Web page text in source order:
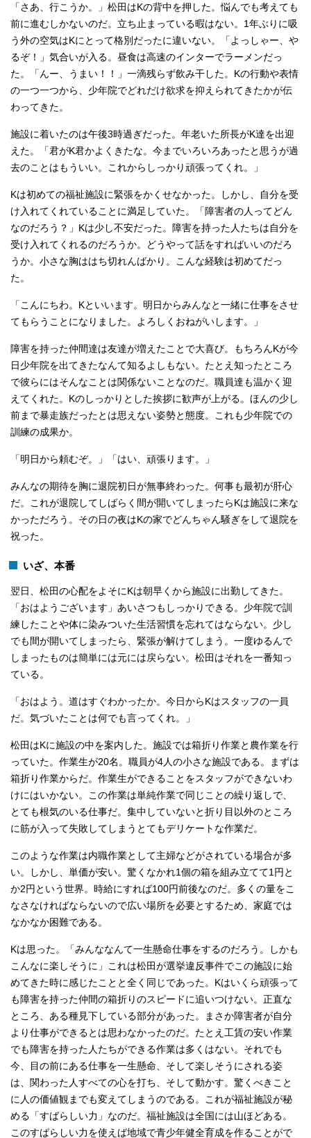
「さあ、行こうか。」松田はKの背中を押した。悩んでも考えても
前に進むしかないのだ。立ち止まっている暇はない。1年ぶりに吸
う外の空気はKにとって格別だったに違いない。「よっしゃー、や
るぞ！」気合いが入る。昼食は高速のインターでラーメンだっ
た。「んー、うまい！！」一滴残らず飲み干した。Kの行動や表情
の一つ一つから、少年院でどれだけ欲求を抑えられてきたかが伝
わってきた。
施設に着いたのは午後3時過ぎだった。年老いた所長がK達を出迎
えた。「君がK君かよくきたな。今までいろいろあったと思うが過
去のことはもういい。これからしっかり頑張ってくれ。」
Kは初めての福祉施設に緊張をかくせなかった。しかし、自分を受
け入れてくれていることに満足していた。「障害者の人ってどん
なのだろう？」Kは少し不安だった。障害を持った人たちは自分を
受け入れてくれるのだろうか。どうやって話をすればいいのだろ
うか。小さな胸ははち切れんばかり。こんな経験は初めてだっ
た。
「こんにちわ。Kといいます。明日からみんなと一緒に仕事をさせ
てもらうことになりました。よろしくおねがいします。」
障害を持った仲間達は友達が増えたことで大喜び。もちろんKが今
日少年院を出てきたなんて知るよしもない。たとえ知ったところ
で彼らにはそんなことは関係ないことなのだ。職員達も温かく迎
えてくれた。Kのしっかりとした挨拶に歓声が上がる。ほんの少し
前まで暴走族だったとは思えない姿勢と態度。これも少年院での
訓練の成果か。
「明日から頼むぞ。」「はい、頑張ります。」
みんなの期待を胸に退院初日が無事終わった。何事も最初が肝心
だ。これが退院してしばらく間が開いてしまったらKは施設に来な
かっただろう。その日の夜はKの家でどんちゃん騒ぎをして退院を
祝った。
いざ、本番
翌日、松田の心配をよそにKは朝早くから施設に出勤してきた。
「おはようございます」あいさつもしっかりできる。少年院で訓
練したことや体に染みついた生活習慣を忘れてはならない。少し
でも間が開いてしまったら、緊張が解けてしまう。一度ゆるんで
しまったものは簡単には元には戻らない。松田はそれを一番知っ
ている。
「おはよう。道はすぐわかったか。今日からKはスタッフの一員
だ。気づいたことは何でも言ってくれ。」
松田はKに施設の中を案内した。施設では箱折り作業と農作業を行
っていた。作業生が20名。職員が4人の小さな施設である。まずは
箱折り作業からだ。作業生ができることをスタッフができないわ
けにはいかない。この作業は単純作業で同じことの繰り返しで、
とても根気のいる仕事だ。集中していないと折り目以外のところ
に筋が入って失敗してしまうとてもデリケートな作業だ。
このような作業は内職作業として主婦などがされている場合が多
い。しかし、単価が安い。驚くなかれ1個の箱を組み立てて1円と
か2円という世界。時給にすれば100円前後なのだ。多くの量をこ
なさなければならないので広い場所を必要とするため、家庭では
なかなか困難である。
Kは思った。「みんななんて一生懸命仕事をするのだろう。しかも
こんなに楽しそうに」これは松田が選挙違反事件でこの施設に始
めてきた時に感じたことと全く同じであった。Kはいくら頑張って
も障害を持った仲間の箱折りのスピードに追いつけない。正直な
ところ、ある種見下している部分があった。まさか障害者が自分
より仕事ができるとは思わなかったのだ。たとえ工賃の安い作業
でも障害を持った人たちができる作業は多くはない。それでも
今、目の前にある仕事を一生懸命、そして楽しそうにされる姿
は、関わった人すべての心を打ち、そして動かす。驚くべきこと
に人の価値観までも変えてしまうのである。これが福祉施設が秘
める「すばらしい力」なのだ。福祉施設は全国には山ほどある。
このすばらしい力を使えば地域で青少年健全育成を作ることがで